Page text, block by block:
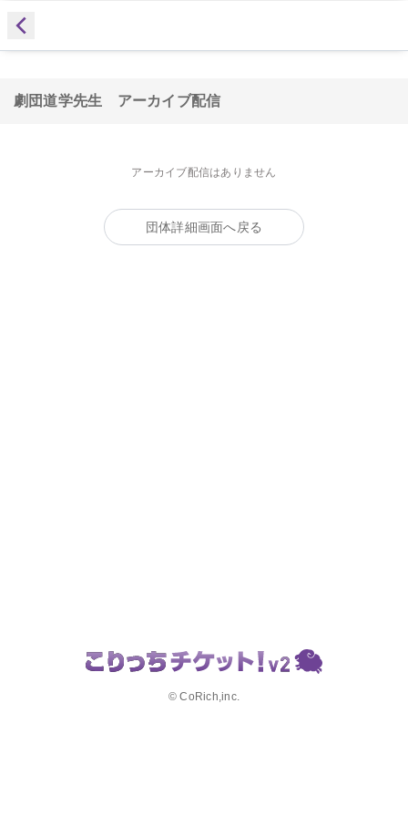
劇団道学先生 アーカイブ配信
アーカイブ配信はありません
団体詳細画面へ戻る
© CoRich,inc.